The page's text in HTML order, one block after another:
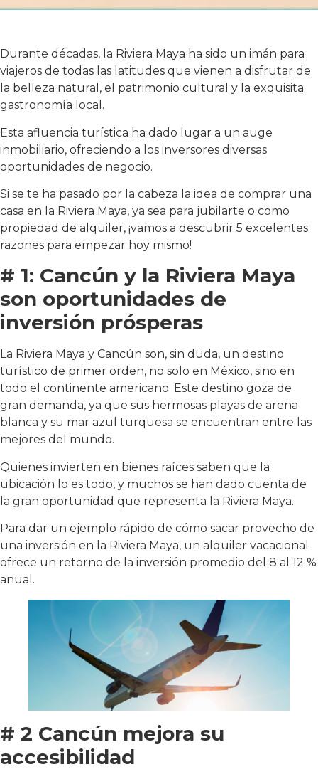
Durante décadas, la Riviera Maya ha sido un imán para
viajeros de todas las latitudes que vienen a disfrutar de
la belleza natural, el patrimonio cultural y la exquisita
gastronomía local.
Esta afluencia turística ha dado lugar a un auge
inmobiliario, ofreciendo a los inversores diversas
oportunidades de negocio.
Si se te ha pasado por la cabeza la idea de comprar una
casa en la Riviera Maya, ya sea para jubilarte o como
propiedad de alquiler, ¡vamos a descubrir 5 excelentes
razones para empezar hoy mismo!
# 1: Cancún y la Riviera Maya
son oportunidades de
inversión prósperas
La Riviera Maya y Cancún son, sin duda, un destino
turístico de primer orden, no solo en México, sino en
todo el continente americano. Este destino goza de
gran demanda, ya que sus hermosas playas de arena
blanca y su mar azul turquesa se encuentran entre las
mejores del mundo.
Quienes invierten en bienes raíces saben que la
ubicación lo es todo, y muchos se han dado cuenta de
la gran oportunidad que representa la Riviera Maya.
Para dar un ejemplo rápido de cómo sacar provecho de
una inversión en la Riviera Maya, un alquiler vacacional
ofrece un retorno de la inversión promedio del 8 al 12 %
anual.
# 2 Cancún mejora su
accesibilidad